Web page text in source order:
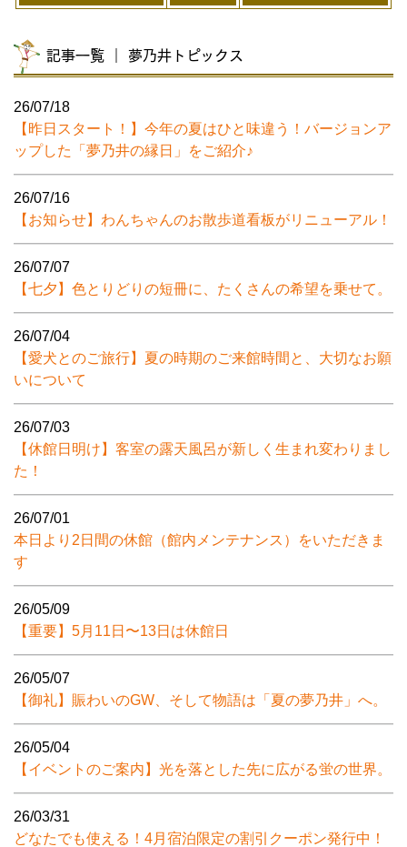
記事一覧 ｜ 夢乃井トピックス
26/07/18
【昨日スタート！】今年の夏はひと味違う！バージョンア
ップした「夢乃井の縁日」をご紹介♪
26/07/16
【お知らせ】わんちゃんのお散歩道看板がリニューアル！
26/07/07
【七夕】色とりどりの短冊に、たくさんの希望を乗せて。
26/07/04
【愛犬とのご旅行】夏の時期のご来館時間と、大切なお願
いについて
26/07/03
【休館日明け】客室の露天風呂が新しく生まれ変わりまし
た！
26/07/01
本日より2日間の休館（館内メンテナンス）をいただきま
す
26/05/09
【重要】5月11日〜13日は休館日
26/05/07
【御礼】賑わいのGW、そして物語は「夏の夢乃井」へ。
26/05/04
【イベントのご案内】光を落とした先に広がる蛍の世界。
26/03/31
どなたでも使える！4月宿泊限定の割引クーポン発行中！